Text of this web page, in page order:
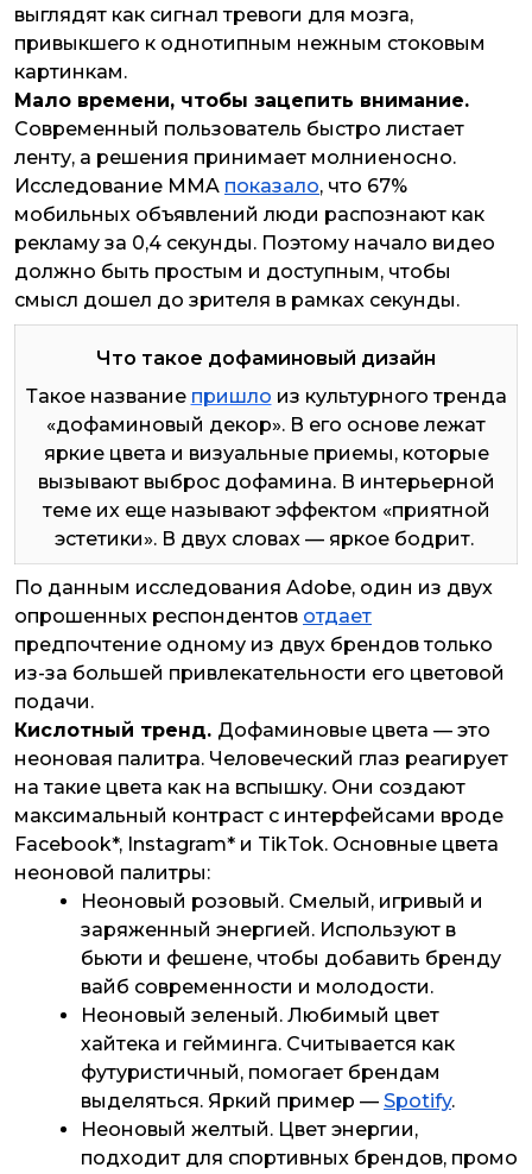
выглядят как сигнал тревоги для мозга,
привыкшего к однотипным нежным стоковым
картинкам.
Мало времени, чтобы зацепить внимание.
Современный пользователь быстро листает
ленту, а решения принимает молниеносно.
Исследование MMA показало, что 67%
мобильных объявлений люди распознают как
рекламу за 0,4 секунды. Поэтому начало видео
должно быть простым и доступным, чтобы
смысл дошел до зрителя в рамках секунды.
Что такое дофаминовый дизайн
Такое название пришло из культурного тренда
«дофаминовый декор». В его основе лежат
яркие цвета и визуальные приемы, которые
вызывают выброс дофамина. В интерьерной
теме их еще называют эффектом «приятной
эстетики». В двух словах — яркое бодрит.
По данным исследования Adobe, один из двух
опрошенных респондентов отдает
предпочтение одному из двух брендов только
из-за большей привлекательности его цветовой
подачи.
Кислотный тренд. Дофаминовые цвета — это
неоновая палитра. Человеческий глаз реагирует
на такие цвета как на вспышку. Они создают
максимальный контраст с интерфейсами вроде
Facebook*, Instagram* и TikTok. Основные цвета
неоновой палитры:
Неоновый розовый. Смелый, игривый и
заряженный энергией. Используют в
бьюти и фешене, чтобы добавить бренду
вайб современности и молодости.
Неоновый зеленый. Любимый цвет
хайтека и гейминга. Считывается как
футуристичный, помогает брендам
выделяться. Яркий пример — Spotify.
Неоновый желтый. Цвет энергии,
подходит для спортивных брендов, промо